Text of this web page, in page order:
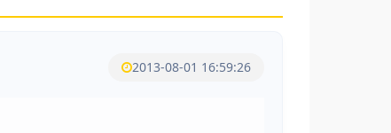
2013-08-01 16:59:26